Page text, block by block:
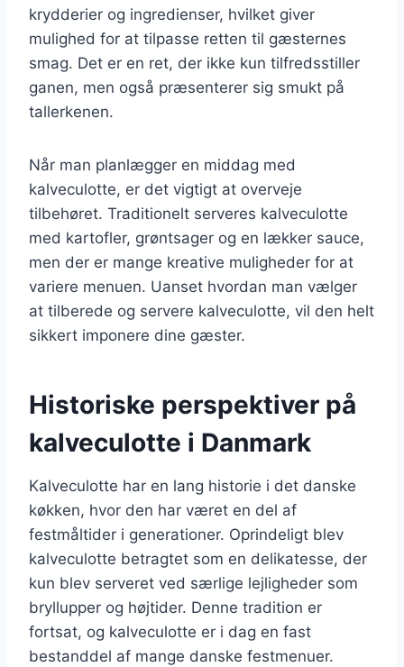
krydderier og ingredienser, hvilket giver
mulighed for at tilpasse retten til gæsternes
smag. Det er en ret, der ikke kun tilfredsstiller
ganen, men også præsenterer sig smukt på
tallerkenen.
Når man planlægger en middag med
kalveculotte, er det vigtigt at overveje
tilbehøret. Traditionelt serveres kalveculotte
med kartofler, grøntsager og en lækker sauce,
men der er mange kreative muligheder for at
variere menuen. Uanset hvordan man vælger
at tilberede og servere kalveculotte, vil den helt
sikkert imponere dine gæster.
Historiske perspektiver på
kalveculotte i Danmark
Kalveculotte har en lang historie i det danske
køkken, hvor den har været en del af
festmåltider i generationer. Oprindeligt blev
kalveculotte betragtet som en delikatesse, der
kun blev serveret ved særlige lejligheder som
bryllupper og højtider. Denne tradition er
fortsat, og kalveculotte er i dag en fast
bestanddel af mange danske festmenuer.